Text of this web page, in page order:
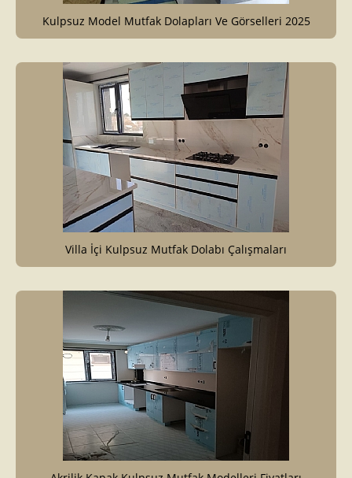
Kulpsuz Model Mutfak Dolapları Ve Görselleri 2025
Villa İçi Kulpsuz Mutfak Dolabı Çalışmaları